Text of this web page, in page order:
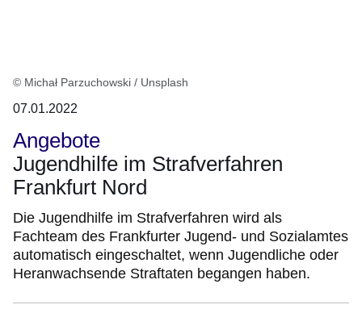
© Michał Parzuchowski / Unsplash
07.01.2022
Angebote
Jugendhilfe im Strafverfahren
Frankfurt Nord
Die Jugendhilfe im Strafverfahren wird als
Fachteam des Frankfurter Jugend- und Sozialamtes
automatisch eingeschaltet, wenn Jugendliche oder
Heranwachsende Straftaten begangen haben.